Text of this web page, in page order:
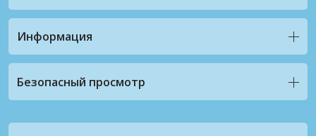
Информация
Безопасный просмотр